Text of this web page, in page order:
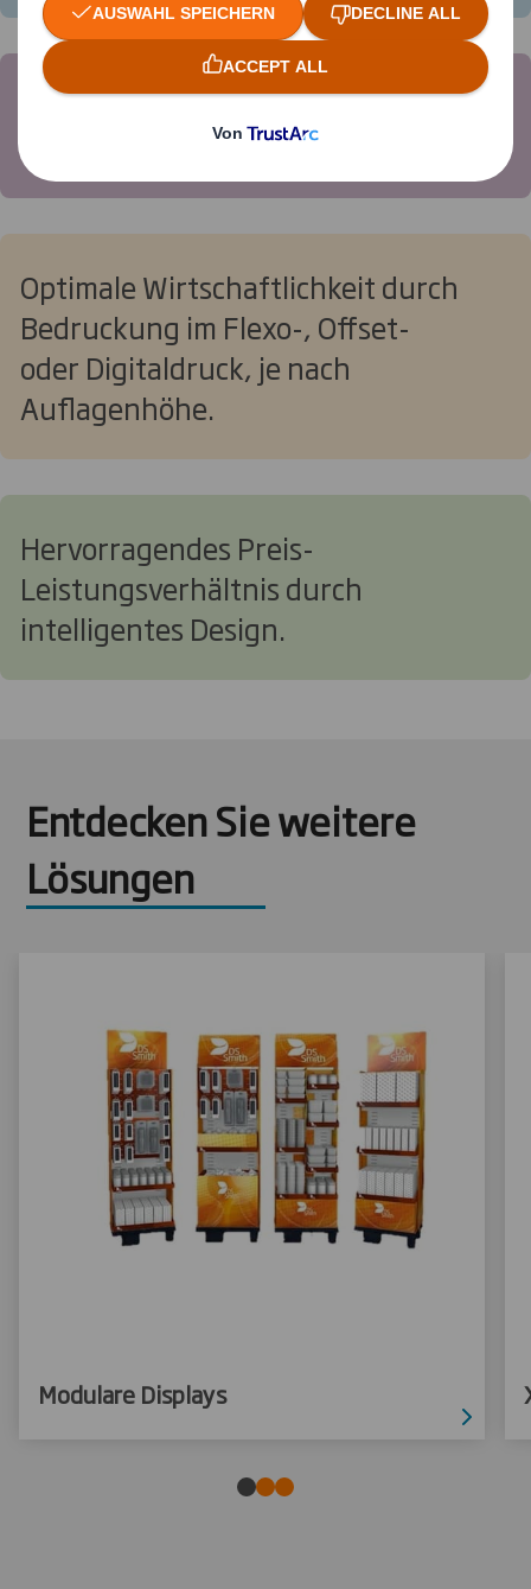
Hohes Maß an Flexibilität, einsetzbar
für unterschiedliche Displaygrößen
Optimale Wirtschaftlichkeit durch
Bedruckung im Flexo-, Offset-
oder Digitaldruck, je nach
Auflagenhöhe.
Hervorragendes Preis-
Leistungsverhältnis durch
intelligentes Design.
Entdecken Sie weitere
Lösungen
Modulare Displays